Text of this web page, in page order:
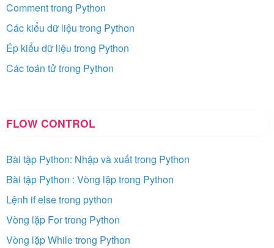
Comment trong Python
Các kiểu dữ liệu trong Python
Ép kiểu dữ liệu trong Python
Các toán tử trong Python
FLOW CONTROL
Bài tập Python: Nhập và xuất trong Python
Bài tập Python : Vòng lặp trong Python
Lệnh if else trong python
Vòng lặp For trong Python
Vòng lặp While trong Python